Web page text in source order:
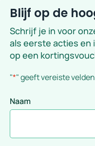
Blijf op de
Schrijf je in voor
als eerste acties en
op een
"*" geeft vereiste
Naam